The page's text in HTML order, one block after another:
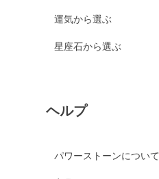
運気から選ぶ
星座石から選ぶ
ヘルプ
パワーストーンについて